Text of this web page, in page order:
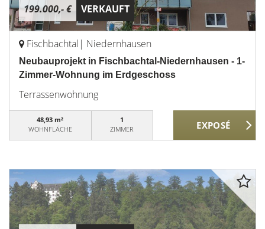
199.000,- € VERKAUFT
Fischbachtal| Niedernhausen
Neubauprojekt in Fischbachtal-Niedernhausen - 1-
Zimmer-Wohnung im Erdgeschoss
Terrassenwohnung
48,93 m²
WOHNFLÄCHE
1
ZIMMER